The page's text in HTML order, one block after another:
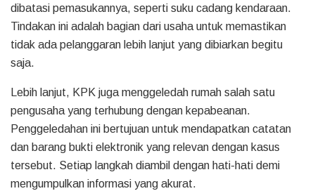
dibatasi pemasukannya, seperti suku cadang kendaraan.
Tindakan ini adalah bagian dari usaha untuk memastikan
tidak ada pelanggaran lebih lanjut yang dibiarkan begitu
saja.
Lebih lanjut, KPK juga menggeledah rumah salah satu
pengusaha yang terhubung dengan kepabeanan.
Penggeledahan ini bertujuan untuk mendapatkan catatan
dan barang bukti elektronik yang relevan dengan kasus
tersebut. Setiap langkah diambil dengan hati-hati demi
mengumpulkan informasi yang akurat.